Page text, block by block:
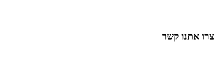
צרו אתנו קשר